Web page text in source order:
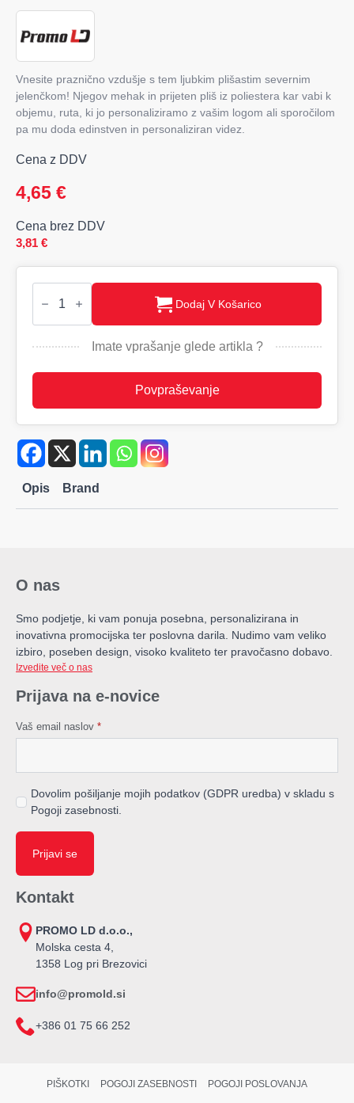
Vnesite praznično vzdušje s tem ljubkim plišastim severnim
jelenčkom! Njegov mehak in prijeten pliš iz poliestera kar vabi k
objemu, ruta, ki jo personaliziramo z vašim logom ali sporočilom
pa mu doda edinstven in personaliziran videz.
Cena z DDV
4,65 €
Cena brez DDV
3,81 €
Plišasti
Jelenček
ruto
Dodaj V Košarico
Imate vprašanje glede artikla ?
Povpraševanje
Opis Brand
O nas
Smo podjetje, ki vam ponuja posebna, personalizirana in
inovativna promocijska ter poslovna darila. Nudimo vam veliko
izbiro, poseben design, visoko kvaliteto ter pravočasno dobavo.
Izvedite več o nas
Prijava na e-novice
Vaš email naslov *
Dovolim pošiljanje mojih podatkov (GDPR uredba) v skladu s
Pogoji zasebnosti.
Prijavi se
Kontakt
PROMO LD d.o.o.,
Molska cesta 4,
1358 Log pri Brezovici
info@promold.si
+386 01 75 66 252
PIŠKOTKI POGOJI ZASEBNOSTI POGOJI POSLOVANJA